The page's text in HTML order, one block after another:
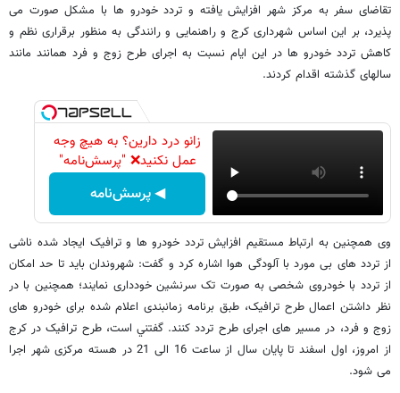
تقاضای سفر به مرکز شهر افزایش یافته و تردد خودرو ها با مشکل صورت می
پذیرد، بر این اساس شهرداری کرج و راهنمایی و رانندگی به منظور برقراری نظم و
کاهش تردد خودرو ها در این ایام نسبت به اجرای طرح زوج و فرد همانند مانند
سالهای گذشته اقدام کردند.
زانو درد دارین؟ به هیچ وجه
عمل نکنید❌ "پرسش‌نامه"
◀ پرسش‌نامه
وی همچنین به ارتباط مستقيم افزایش تردد خودرو ها و ترافیک ایجاد شده ناشی
از تردد های بی مورد با آلودگی هوا اشاره کرد و گفت: شهروندان باید تا حد امکان
از تردد با خودروی شخصی به صورت تک سرنشین خودداری نمايند؛ همچنين با در
نظر داشتن اعمال طرح ترافیک، طبق برنامه زمانبندی اعلام شده برای خودرو های
زوج و فرد، در مسیر های اجرای طرح تردد کنند. گفتني است، طرح ترافیک در کرج
از امروز، اول اسفند تا پایان سال از ساعت 16 الی 21 در هسته مرکزی شهر اجرا
می شود.